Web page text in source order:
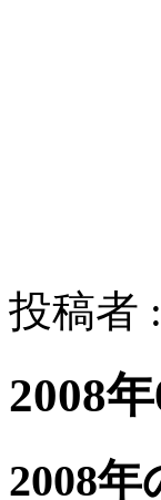
投稿者 :
2008
2008年